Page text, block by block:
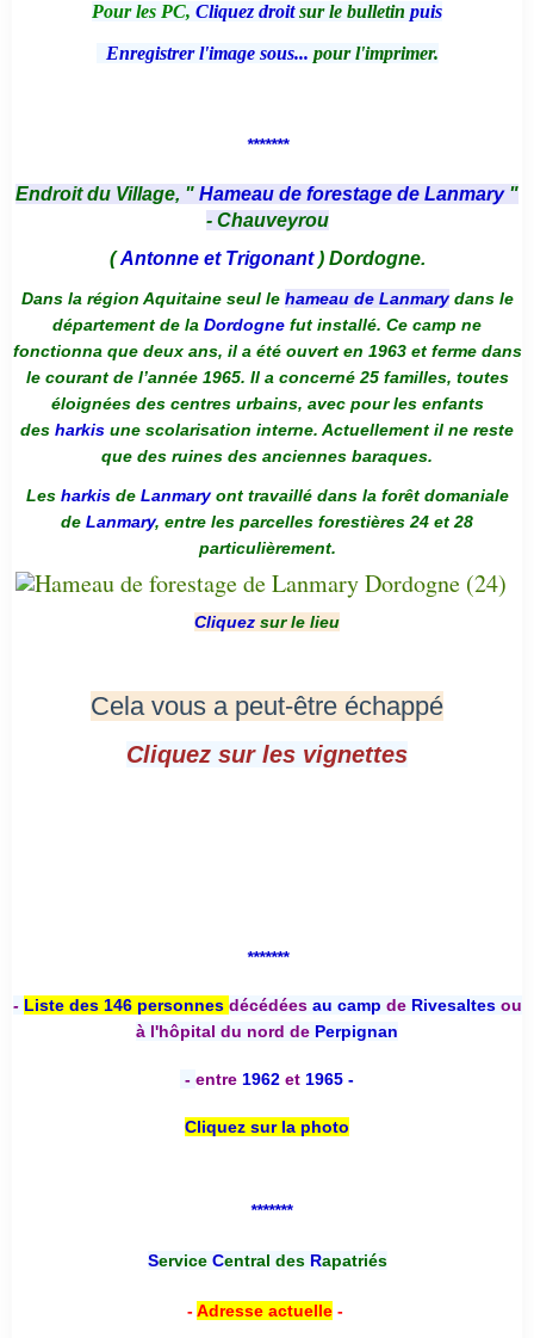
Pour les PC, Cliquez droitsur le bulletin puis
Enregistrer l'image sous... pour l'imprimer.
*******
Endroit du Village, " Hameau de forestage de Lanmary "
- Chauveyrou
(Antonne et Trigonant) Dordogne.
Dans la région Aquitaine seul le hameau de Lanmarydans le
département de la Dordogne fut installé. Ce camp ne
fonctionna que deux ans, il a été ouvert en 1963 et ferme dans
le courant de l’année 1965. Il a concerné 25 familles, toutes
éloignées des centres urbains, avec pour les enfants
des harkis une scolarisation interne. Actuellement il ne reste
que des ruines des anciennes baraques.
Les harkis de Lanmaryont travaillé dans la forêt domaniale
de Lanmary, entre les parcelles forestières 24 et 28
particulièrement.
Cliquez sur le lieu
Cela vous a peut-être échappé
Cliquez sur les vignettes
*******
- Liste des 146 personnes décédées au camp deRivesaltesou
à l'hôpital du nord de Perpignan
- entre 1962 et 1965 -
Cliquez sur la photo
*******
Service Central desRapatriés
-Adresse actuelle-